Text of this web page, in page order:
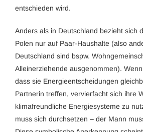
entschieden wird.
Anders als in Deutschland bezieht sich
Polen nur auf Paar-Haushalte (also
Deutschland sind bspw.
Alleinerziehende ausgenommen).
dass sie Energieentscheidungen
Partnerin treffen, vervierfacht sich ihre
klimafreundliche Energiesysteme zu
muss sich durchsetzen – der Mann